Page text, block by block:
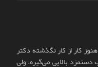
کار از کار نگذشته دکتر
بالایی می‌گیره. ولی